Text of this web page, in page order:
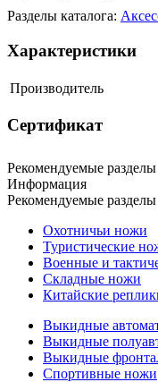
Разделы каталога:
Характеристики
Производитель
Сертификат
Рекомендуемые разделы
Информация
Рекомендуемые разделы
Охотничьи ножи
Туристические
Военные и
Складные ножи
Китайские
Выкидные
Выкидные
Выкидные
Спортивные ножи